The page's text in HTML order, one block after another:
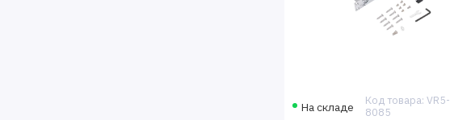
На складе
Код товара: VR5-
8085